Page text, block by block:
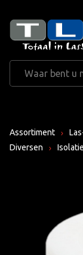
Assortiment
Diversen